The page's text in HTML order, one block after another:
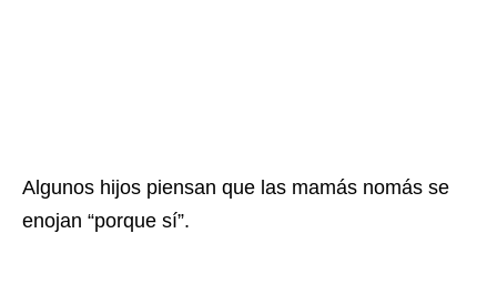
Algunos hijos piensan que las mamás nomás se
enojan “porque sí”.